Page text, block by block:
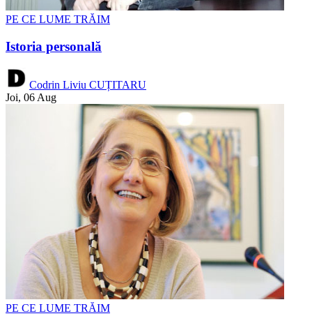
PE CE LUME TRĂIM
Istoria personală
Codrin Liviu CUȚITARU
Joi, 06 Aug
PE CE LUME TRĂIM